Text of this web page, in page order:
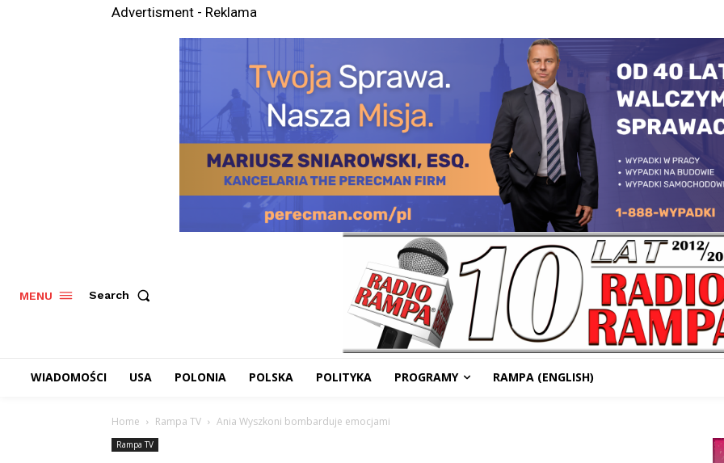
Advertisment - Reklama
MENU Search
WIADOMOŚCI USA POLONIA POLSKA POLITYKA PROGRAMY RAMPA (ENGLISH)
Home Rampa TV Ania Wyszkoni bombarduje emocjami
Rampa TV